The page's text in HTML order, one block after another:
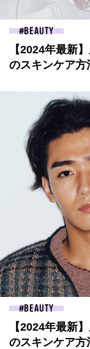
BEAUTY
【2024年最新
のスキンケア方
BEAUTY
【2024年最新
のスキンケア方